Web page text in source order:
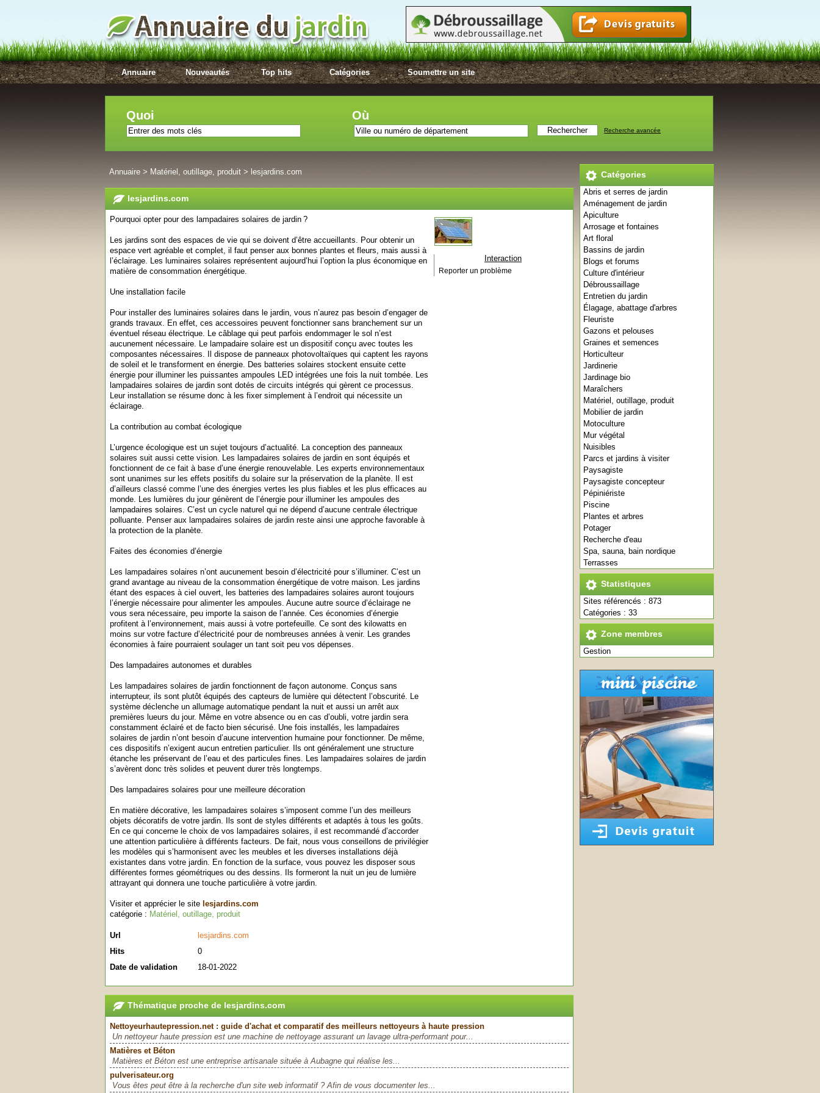
Annuaire Nouveautés Top hits Catégories Soumettre un site
Quoi Où
Recherche avancée
Catégories
Abris et serres de jardin
Aménagement de jardin
Apiculture
Arrosage et fontaines
Art floral
Bassins de jardin
Blogs et forums
Culture d'intérieur
Débroussaillage
Entretien du jardin
Élagage, abattage d'arbres
Fleuriste
Gazons et pelouses
Graines et semences
Horticulteur
Jardinerie
Jardinage bio
Maraîchers
Matériel, outillage, produit
Mobilier de jardin
Motoculture
Mur végétal
Nuisibles
Parcs et jardins à visiter
Paysagiste
Paysagiste concepteur
Pépiniériste
Piscine
Plantes et arbres
Potager
Recherche d'eau
Spa, sauna, bain nordique
Terrasses
Statistiques
Sites référencés : 873
Catégories : 33
Zone membres
Gestion
Annuaire > Matériel, outillage, produit > lesjardins.com
lesjardins.com
Pourquoi opter pour des lampadaires solaires de jardin ?
Les jardins sont des espaces de vie qui se doivent d’être accueillants. Pour obtenir un
espace vert agréable et complet, il faut penser aux bonnes plantes et fleurs, mais aussi à
l’éclairage. Les luminaires solaires représentent aujourd’hui l’option la plus économique en
matière de consommation énergétique.
Une installation facile
Pour installer des luminaires solaires dans le jardin, vous n’aurez pas besoin d’engager de
grands travaux. En effet, ces accessoires peuvent fonctionner sans branchement sur un
éventuel réseau électrique. Le câblage qui peut parfois endommager le sol n’est
aucunement nécessaire. Le lampadaire solaire est un dispositif conçu avec toutes les
composantes nécessaires. Il dispose de panneaux photovoltaïques qui captent les rayons
de soleil et le transforment en énergie. Des batteries solaires stockent ensuite cette
énergie pour illuminer les puissantes ampoules LED intégrées une fois la nuit tombée. Les
lampadaires solaires de jardin sont dotés de circuits intégrés qui gèrent ce processus.
Leur installation se résume donc à les fixer simplement à l’endroit qui nécessite un
éclairage.
La contribution au combat écologique
L’urgence écologique est un sujet toujours d’actualité. La conception des panneaux
solaires suit aussi cette vision. Les lampadaires solaires de jardin en sont équipés et
fonctionnent de ce fait à base d’une énergie renouvelable. Les experts environnementaux
sont unanimes sur les effets positifs du solaire sur la préservation de la planète. Il est
d’ailleurs classé comme l’une des énergies vertes les plus fiables et les plus efficaces au
monde. Les lumières du jour génèrent de l’énergie pour illuminer les ampoules des
lampadaires solaires. C’est un cycle naturel qui ne dépend d’aucune centrale électrique
polluante. Penser aux lampadaires solaires de jardin reste ainsi une approche favorable à
la protection de la planète.
Faites des économies d’énergie
Les lampadaires solaires n’ont aucunement besoin d’électricité pour s’illuminer. C’est un
grand avantage au niveau de la consommation énergétique de votre maison. Les jardins
étant des espaces à ciel ouvert, les batteries des lampadaires solaires auront toujours
l’énergie nécessaire pour alimenter les ampoules. Aucune autre source d’éclairage ne
vous sera nécessaire, peu importe la saison de l’année. Ces économies d’énergie
profitent à l’environnement, mais aussi à votre portefeuille. Ce sont des kilowatts en
moins sur votre facture d’électricité pour de nombreuses années à venir. Les grandes
économies à faire pourraient soulager un tant soit peu vos dépenses.
Des lampadaires autonomes et durables
Les lampadaires solaires de jardin fonctionnent de façon autonome. Conçus sans
interrupteur, ils sont plutôt équipés des capteurs de lumière qui détectent l’obscurité. Le
système déclenche un allumage automatique pendant la nuit et aussi un arrêt aux
premières lueurs du jour. Même en votre absence ou en cas d’oubli, votre jardin sera
constamment éclairé et de facto bien sécurisé. Une fois installés, les lampadaires
solaires de jardin n’ont besoin d’aucune intervention humaine pour fonctionner. De même,
ces dispositifs n’exigent aucun entretien particulier. Ils ont généralement une structure
étanche les préservant de l’eau et des particules fines. Les lampadaires solaires de jardin
s’avèrent donc très solides et peuvent durer très longtemps.
Des lampadaires solaires pour une meilleure décoration
En matière décorative, les lampadaires solaires s’imposent comme l’un des meilleurs
objets décoratifs de votre jardin. Ils sont de styles différents et adaptés à tous les goûts.
En ce qui concerne le choix de vos lampadaires solaires, il est recommandé d’accorder
une attention particulière à différents facteurs. De fait, nous vous conseillons de privilégier
les modèles qui s’harmonisent avec les meubles et les diverses installations déjà
existantes dans votre jardin. En fonction de la surface, vous pouvez les disposer sous
différentes formes géométriques ou des dessins. Ils formeront la nuit un jeu de lumière
attrayant qui donnera une touche particulière à votre jardin.
Visiter et apprécier le site lesjardins.com
catégorie : Matériel, outillage, produit
Url
lesjardins.com
Hits
0
Date de validation
18-01-2022
Interaction
Reporter un problème
Thématique proche de lesjardins.com
Nettoyeurhautepression.net : guide d'achat et comparatif des meilleurs nettoyeurs à haute pression
Un nettoyeur haute pression est une machine de nettoyage assurant un lavage ultra-performant pour...
Matières et Béton
Matières et Béton est une entreprise artisanale située à Aubagne qui réalise les...
pulverisateur.org
Vous êtes peut être à la recherche d'un site web informatif ? Afin de vous documenter les...